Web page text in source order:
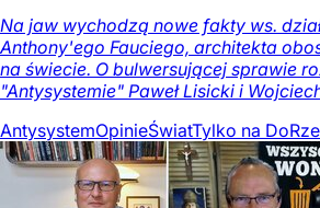
Na jaw wychodzą nowe fakty ws.
Anthony'ego Fauciego, architekta
na świecie. O bulwersującej sprawie
"Antysystemie" Paweł Lisicki i
AntysystemOpinieŚwiatTylko na